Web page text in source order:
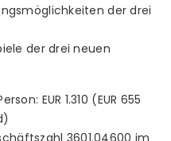
der drei
der drei neuen
EUR 1.310 (EUR 655
3601.04600 im